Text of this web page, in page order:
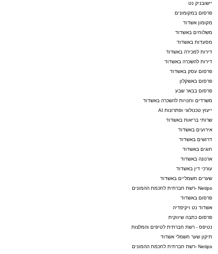
יישובניק נט
פרסום במקומונים
מקומון אשדוד
משלוחים באשדוד
מסעדות באשדוד
דירות למכירה באשדוד
דירות להשכרה באשדוד
פרסום עסק באשדוד
פרסום באשקלון
פרסום בבאר שבע
משרדים וחנויות להשכרה באשדוד
ייעוץ טכנולוגי ופתרונות AI
שרותי בריאות באשדוד
אירועים באשדוד
דרושים באשדוד
חוגים באשדוד
ארנונה באשדוד
עורכי דין באשדוד
שערים חשמליים באשדוד
Netips -רשת חברתית לחכמת ההמונים
פרסום באשדוד
אשדוד נט ויקיפדיה
פרסום כתבה שיווקית
נטיפס - רשת חברתית לטיפים והמלצות
תיקון שער חשמלי אשדוד
Netips -רשת חברתית לחכמת ההמונים